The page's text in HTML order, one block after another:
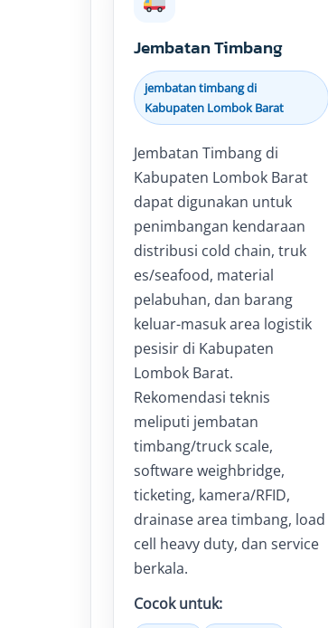
Jembatan Timbang
jembatan timbang di
Kabupaten Lombok Barat
Jembatan Timbang di
Kabupaten Lombok Barat
dapat digunakan untuk
penimbangan kendaraan
distribusi cold chain, truk
es/seafood, material
pelabuhan, dan barang
keluar-masuk area logistik
pesisir di Kabupaten
Lombok Barat.
Rekomendasi teknis
meliputi jembatan
timbang/truck scale,
software weighbridge,
ticketing, kamera/RFID,
drainase area timbang, load
cell heavy duty, dan service
berkala.
Cocok untuk: